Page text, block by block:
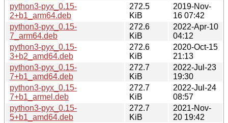
python3-pyx_0.15-
2+b1_arm64.deb
272.5
KiB
2019-Nov-
16 07:42
python3-pyx_0.15-
7_arm64.deb
272.6
KiB
2022-Apr-10
04:12
python3-pyx_0.15-
3+b2_amd64.deb
272.6
KiB
2020-Oct-15
21:13
python3-pyx_0.15-
7+b1_amd64.deb
272.7
KiB
2022-Jul-23
19:30
python3-pyx_0.15-
7+b1_armel.deb
272.7
KiB
2022-Jul-24
08:57
python3-pyx_0.15-
5+b1_amd64.deb
272.7
KiB
2021-Nov-
20 19:42